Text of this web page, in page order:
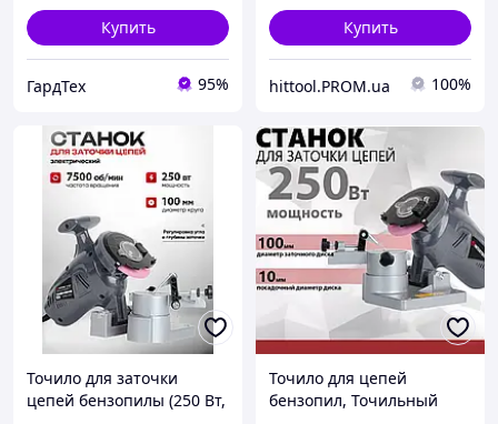
Купить
ГардТех 95%
Купить
hittool.PROM.ua 100%
Точило для заточки
цепей бензопилы (250 Вт,
Точило для цепей
бензопил, Точильный